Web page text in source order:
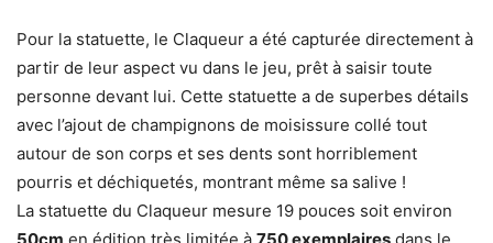
Pour la statuette, le Claqueur a été capturée directement à
partir de leur aspect vu dans le jeu, prêt à saisir toute
personne devant lui. Cette statuette a de superbes détails
avec l’ajout de champignons de moisissure collé tout
autour de son corps et ses dents sont horriblement
pourris et déchiquetés, montrant même sa salive !
La statuette du Claqueur mesure 19 pouces soit environ